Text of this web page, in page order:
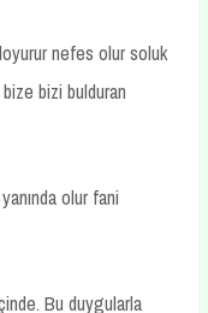
nefes olur soluk
bize bizi bulduran
olur fani
Bu duygularla